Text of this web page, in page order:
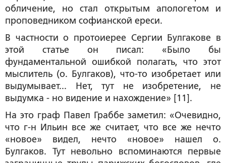
обличение, но стал открытым апологетом и
проповедником софианской ереси.
В частности о протоиерее Сергии Булгакове в
этой статье он писал: «Было бы
фундаментальной ошибкой полагать, что этот
мыслитель (о. Булгаков), что-то изобретает или
выдумывает... Нет, тут не изобретение, не
выдумка - но видение и нахождение» [11].
На это граф Павел Граббе заметил: «Очевидно,
что г-н Ильин все же считает, что все же нечто
«новое» видел, нечто «новое» нашел о.
Булгаков. Тут невольно вспоминаются первые